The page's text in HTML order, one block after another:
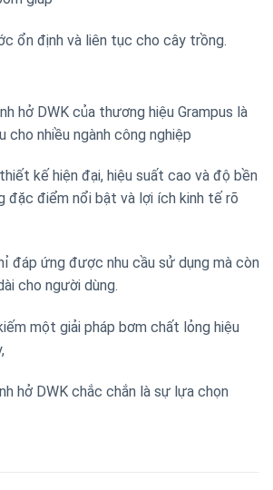
ổn định và liên tục cho cây trồng.
hở DWK của thương hiệu Grampus là
cho nhiều ngành công nghiệp
kế hiện đại, hiệu suất cao và độ bền
đặc điểm nổi bật và lợi ích kinh tế rõ
đáp ứng được nhu cầu sử dụng mà còn
cho người dùng.
một giải pháp bơm chất lỏng hiệu
hở DWK chắc chắn là sự lựa chọn